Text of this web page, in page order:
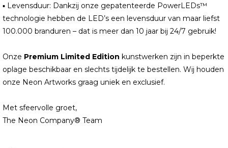
▪ Levensduur: Dankzij onze gepatenteerde PowerLEDs™
technologie hebben de LED’s een levensduur van maar liefst
100.000 branduren – dat is meer dan 10 jaar bij 24/7 gebruik!
Onze Premium Limited Edition kunstwerken zijn in beperkte
oplage beschikbaar en slechts tijdelijk te bestellen. Wij houden
onze Neon Artworks graag uniek en exclusief.
Met sfeervolle groet,
The Neon Company® Team